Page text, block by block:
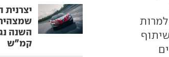
יצרנית
קמ"ש